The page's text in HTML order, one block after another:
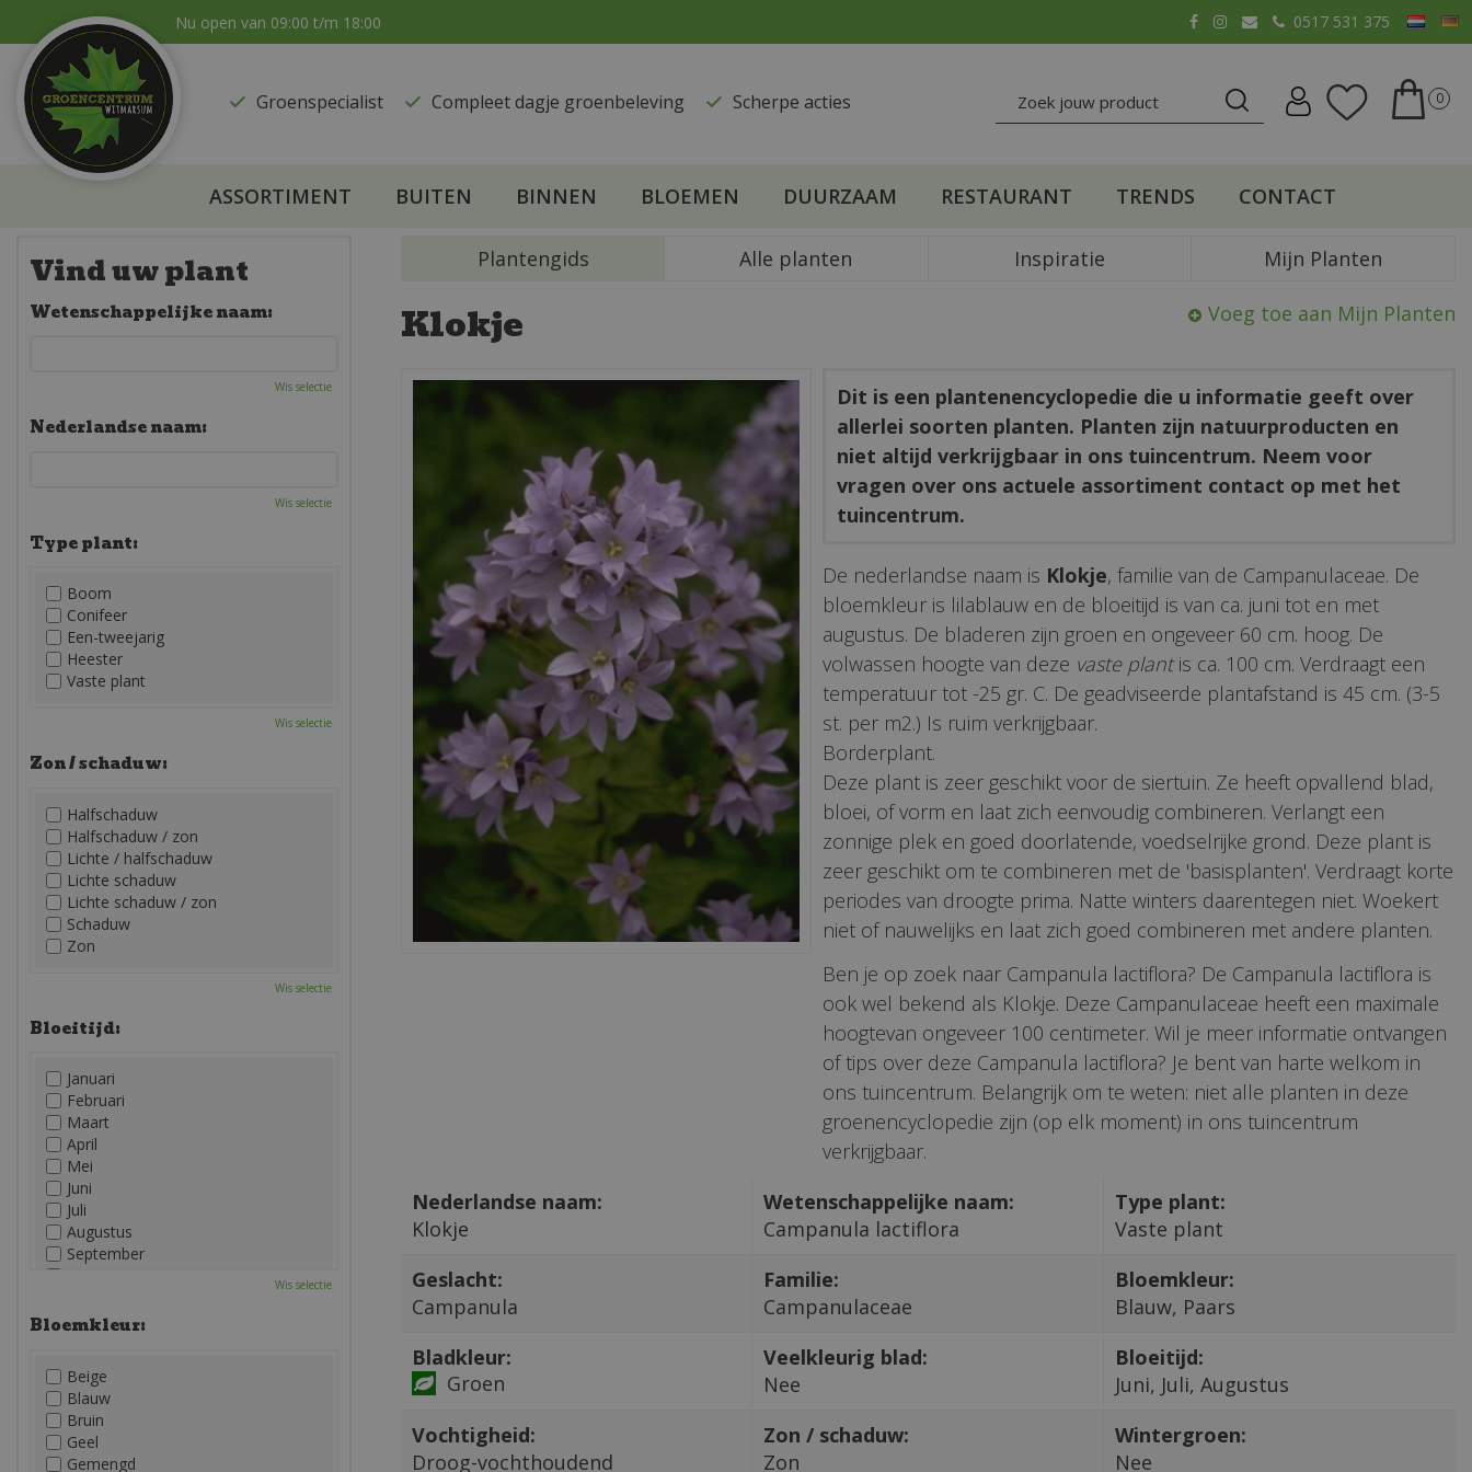
naar
content
Nu open van 09:00 t/m 18:00 0517 531 375
Groenspecialist ​Compleet dagje groenbeleving ​Scherpe acties
ASSORTIMENT BUITEN BINNEN BLOEMEN DUURZAAM RESTAURANT TRENDS CONTACT
Plantengids Alle planten Inspiratie Mijn Planten
Klokje Voeg toe aan Mijn Planten
Dit is een plantenencyclopedie die u informatie geeft over
allerlei soorten planten. Planten zijn natuurproducten en
niet altijd verkrijgbaar in ons tuincentrum. Neem voor
vragen over ons actuele assortiment contact op met het
tuincentrum.
De nederlandse naam is Klokje, familie van de Campanulaceae. De
bloemkleur is lilablauw en de bloeitijd is van ca. juni tot en met
augustus. De bladeren zijn groen en ongeveer 60 cm. hoog. De
volwassen hoogte van deze vaste plantis ca. 100 cm. Verdraagt een
temperatuur tot -25 gr. C. De geadviseerde plantafstand is 45 cm. (3-5
st. per m2.) Is ruim verkrijgbaar.
Borderplant.
Deze plant is zeer geschikt voor de siertuin. Ze heeft opvallend blad,
bloei, of vorm en laat zich eenvoudig combineren. Verlangt een
zonnige plek en goed doorlatende, voedselrijke grond. Deze plant is
zeer geschikt om te combineren met de 'basisplanten'. Verdraagt korte
periodes van droogte prima. Natte winters daarentegen niet. Woekert
niet of nauwelijks en laat zich goed combineren met andere planten.
Ben je op zoek naar Campanula lactiflora? De Campanula lactiflora is
ook wel bekend als Klokje. Deze Campanulaceae heeft een maximale
hoogtevan ongeveer 100 centimeter. Wil je meer informatie ontvangen
of tips over deze Campanula lactiflora? Je bent van harte welkom in
ons tuincentrum. Belangrijk om te weten: niet alle planten in deze
groenencyclopedie zijn (op elk moment) in ons tuincentrum
verkrijgbaar.
Nederlandse naam:
Klokje
Wetenschappelijke naam:
Campanula lactiflora
Type plant:
Vaste plant
Geslacht:
Campanula
Familie:
Campanulaceae
Bloemkleur:
Blauw, Paars
Bladkleur:
Groen
Veelkleurig blad:
Nee
Bloeitijd:
Juni, Juli, Augustus
Vochtigheid:
Droog-vochthoudend
Zon / schaduw:
Zon
Wintergroen:
Nee
Vind uw plant
Wetenschappelijke naam:
Wis selectie
Nederlandse naam:
Wis selectie
Type plant:
Boom
Conifeer
Een-tweejarig
Heester
Vaste plant
Wis selectie
Zon / schaduw:
Halfschaduw
Halfschaduw / zon
Lichte / halfschaduw
Lichte schaduw
Lichte schaduw / zon
Schaduw
Zon
Wis selectie
Bloeitijd:
Januari
Februari
Maart
April
Mei
Juni
Juli
Augustus
September
December
Wis selectie
Bloemkleur:
Beige
Blauw
Bruin
Geel
Gemengd